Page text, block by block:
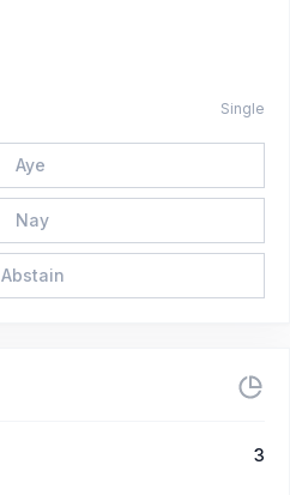
Single
Aye
Nay
Abstain
3